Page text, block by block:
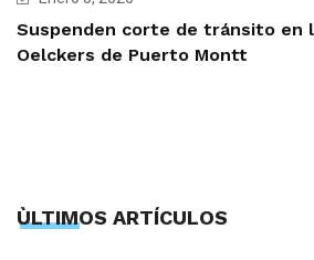
Suspenden corte de tránsito en
Oelckers de Puerto Montt
ÙLTIMOS ARTÍCULOS